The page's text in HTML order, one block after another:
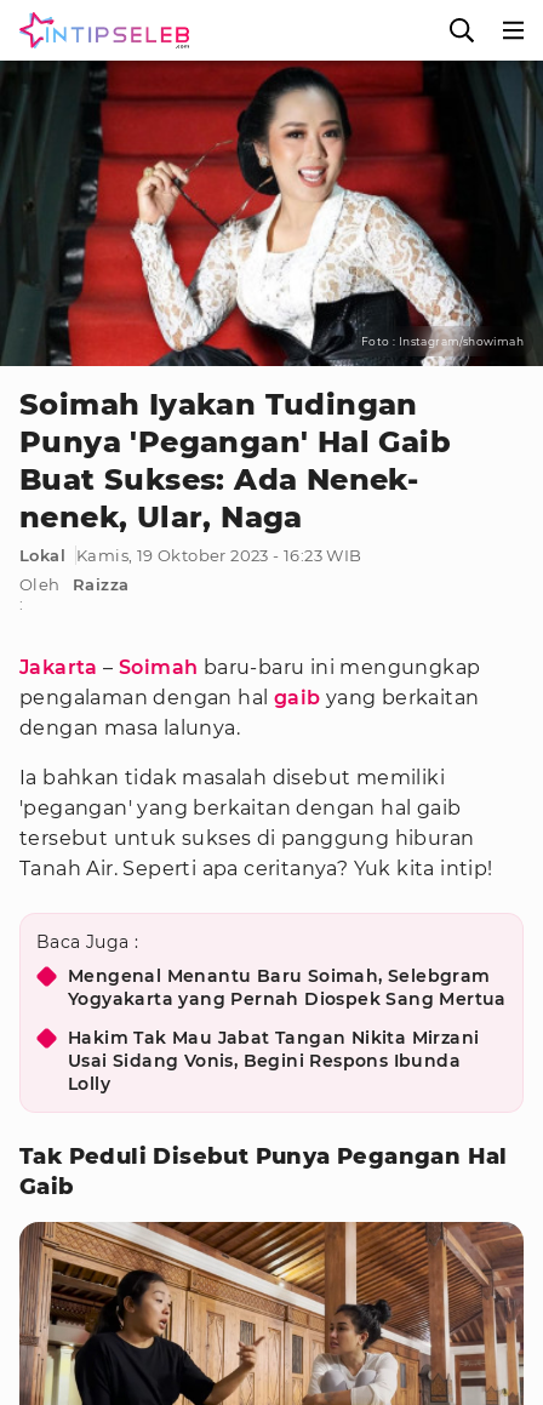
Foto : Instagram/showimah
Soimah Iyakan Tudingan
Punya 'Pegangan' Hal Gaib
Buat Sukses: Ada Nenek-
nenek, Ular, Naga
Lokal
Kamis, 19 Oktober 2023 - 16:23 WIB
Oleh
:
Raizza
Jakarta –Soimah baru-baru ini mengungkap
pengalaman dengan hal gaib yang berkaitan
dengan masa lalunya.
Ia bahkan tidak masalah disebut memiliki
'pegangan' yang berkaitan dengan hal gaib
tersebut untuk sukses di panggung hiburan
Tanah Air. Seperti apa ceritanya? Yuk kita intip!
Baca Juga :
Mengenal Menantu Baru Soimah, Selebgram
Yogyakarta yang Pernah Diospek Sang Mertua
Hakim Tak Mau Jabat Tangan Nikita Mirzani
Usai Sidang Vonis, Begini Respons Ibunda
Lolly
Tak Peduli Disebut Punya Pegangan Hal
Gaib